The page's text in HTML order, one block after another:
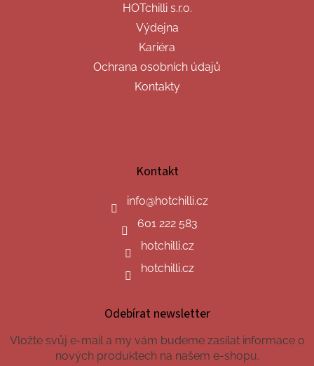
HOTchilli s.r.o.
Výdejna
Kariéra
Ochrana osobních údajů
Kontakty
Kontakt
info@hotchilli.cz
601 222 583
hotchilli.cz
hotchilli.cz
Odebírat newsletter
Vložte svůj e-mail a my vám budeme zasílat informace o
nových produktech na našem e-shopu.